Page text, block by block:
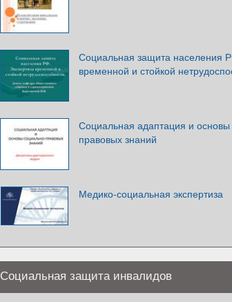
Социальная защита населения
временной и стойкой
Социальная адаптация и
правовых знаний
Медико-социальная экспертиза
Социальная защита инвалидов